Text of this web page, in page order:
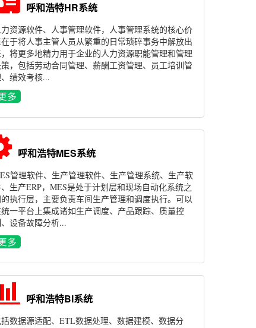
呼和浩特HR系统
资源软件、人事管理软件，人事管理系统的核心价
于将人事主管人员从繁重的日常琐碎事务中解放出
将更多地精力用于企业的人力资源职能管理和管理
，包括劳动合同管理、薪酬工资管理、员工培训管
绩效考核...
呼和浩特MES系统
管理软件、生产管理软件、生产管理系统、生产软
生产ERP，MES是处于计划层和现场自动化系统之
执行层，主要负责车间生产管理和调度执行。可以
一平台上集成诸如生产调度、产品跟踪、质量控
设备故障分析...
呼和浩特BI系统
数据源适配、ETL数据处理、数据建模、数据分